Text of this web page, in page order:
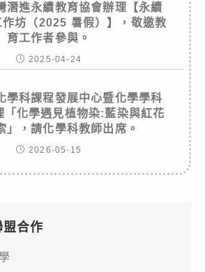
潛進永續教育協會辦理【永續
坊（2025 暑假）】，敬邀教
育工作者參與。
2025-04-24
學科課程發展中心暨化學學科
「化學遇見植物染:藍染與紅花
」，請化學科教師出席。
2026-05-15
盟合作